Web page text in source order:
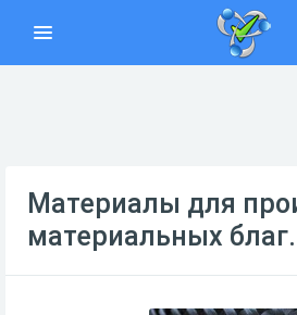
Материалы для
материальных